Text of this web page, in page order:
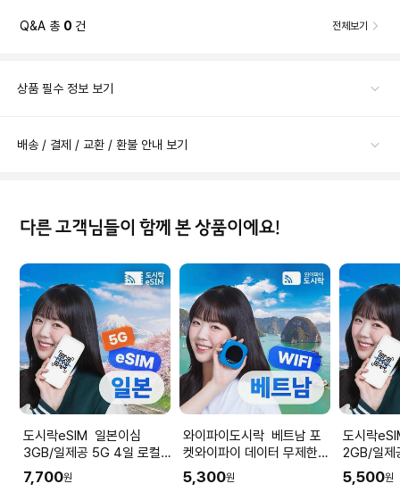
Q&A 총 0 건 전체보기
상품 필수 정보 보기
배송 / 결제 / 교환 / 환불 안내 보기
다른 고객님들이 함께 본 상품이에요!
도시락eSIM 일본이심
3GB/일제공 5G 4일 로컬
망 소프트뱅크 도시락eSIM
7,700원
와이파이도시락 베트남 포
켓와이파이 데이터 무제한
다낭 나트랑 공항수령
5,300원
도시락eSIM 일
2GB/일제
망 소프트
5,500원